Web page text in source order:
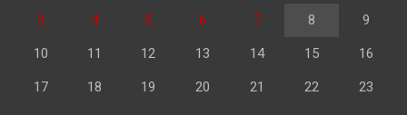
3 4 5 6 7 8 9
10 11 12 13 14 15 16
17 18 19 20 21 22 23